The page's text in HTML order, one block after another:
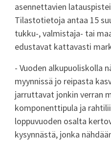
asennettavien
Tilastotietoja antaa 15
tukku-, valmistaja- tai
edustavat kattavasti
- Vuoden alkupuoliskolla
myynnissä jo reipasta
jarruttavat jonkin verran
komponenttipula ja
loppuvuoden osalta
kysynnästä, jonka